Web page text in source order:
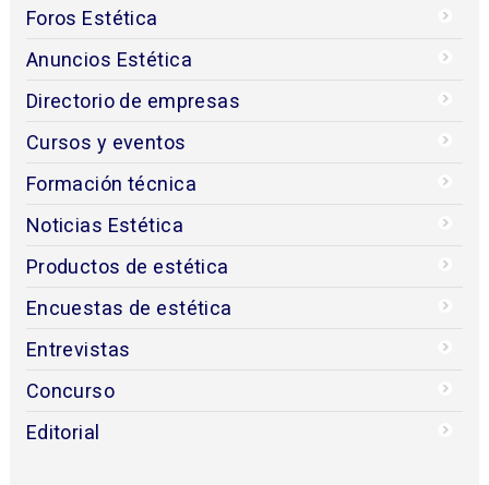
Foros Estética
Anuncios Estética
Directorio de empresas
Cursos y eventos
Formación técnica
Noticias Estética
Productos de estética
Encuestas de estética
Entrevistas
Concurso
Editorial